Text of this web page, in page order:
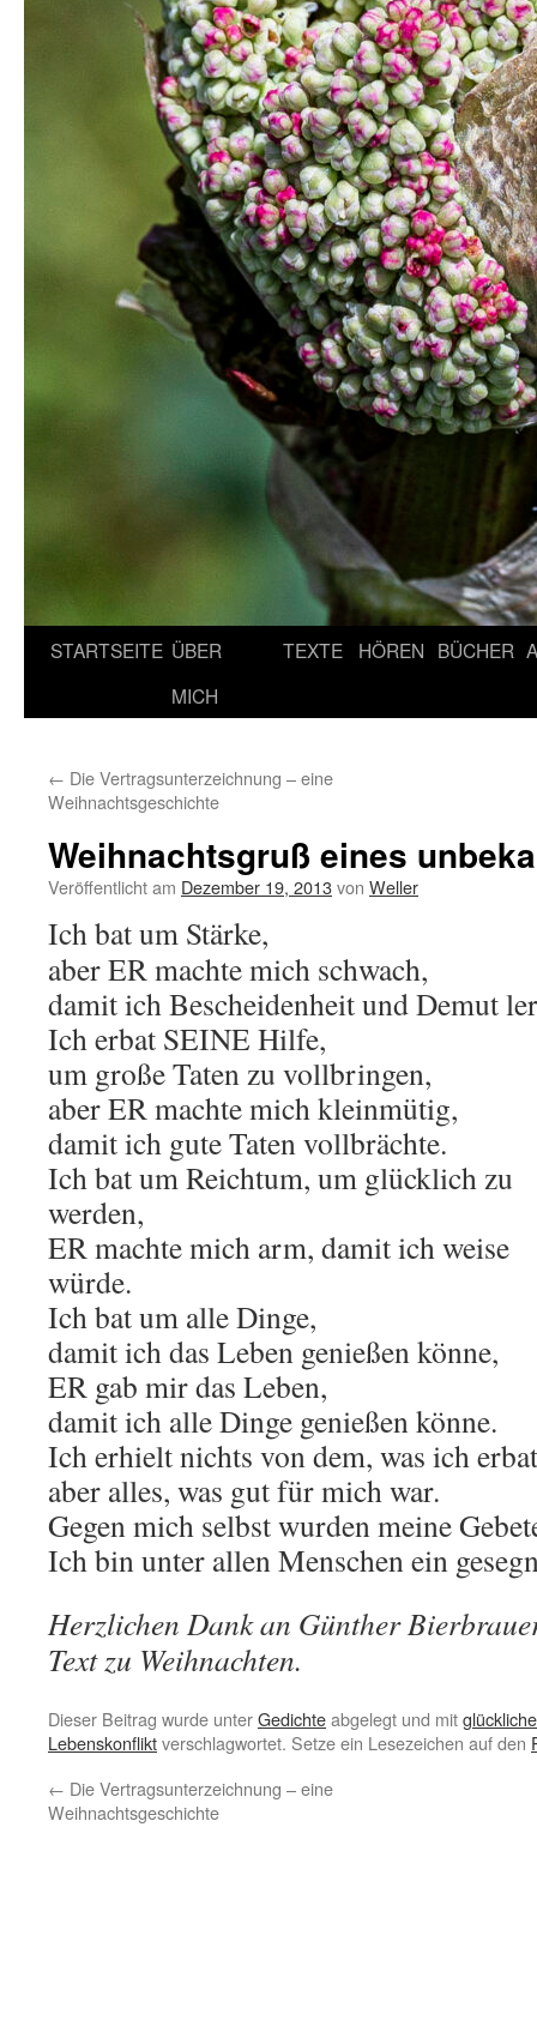
STARTSEITE ÜBER
MICH
TEXTE HÖREN BÜCHER
← Die Vertragsunterzeichnung – eine
Weihnachtsgeschichte
Weihnachtsgruß eines
Veröffentlicht am Dezember 19, 2013von Weller
Ich bat um Stärke,
aber ER machte mich schwach,
damit ich Bescheidenheit und Demut
Ich erbat SEINE Hilfe,
um große Taten zu vollbringen,
aber ER machte mich kleinmütig,
damit ich gute Taten vollbrächte.
Ich bat um Reichtum, um glücklich zu
werden,
ER machte mich arm, damit ich weise
würde.
Ich bat um alle Dinge,
damit ich das Leben genießen könne,
ER gab mir das Leben,
damit ich alle Dinge genießen könne.
Ich erhielt nichts von dem, was ich
aber alles, was gut für mich war.
Gegen mich selbst wurden meine
Ich bin unter allen Menschen ein
Herzlichen Dank an Günther
Text zu Weihnachten.
Dieser Beitrag wurde unterGedichteabgelegt und mit
Lebenskonfliktverschlagwortet. Setze ein Lesezeichen auf den
← Die Vertragsunterzeichnung – eine
Weihnachtsgeschichte